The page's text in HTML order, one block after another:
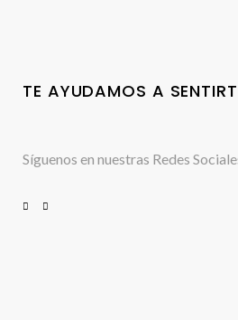
TE AYUDAMOS A
Síguenos en nuestras Redes